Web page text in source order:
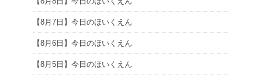
【8月7日】今日のほいくえん
【8月6日】今日のほいくえん
【8月5日】今日のほいくえん